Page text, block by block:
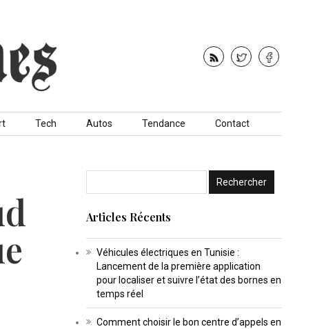
Tech Autos Tendance Contact
Articles Récents
Véhicules électriques en Tunisie :
Lancement de la première application
pour localiser et suivre l’état des bornes en
temps réel
Comment choisir le bon centre d’appels en